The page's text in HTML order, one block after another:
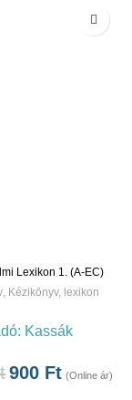
Lexikon 1. (A-EC)
Kézikönyv, lexikon
Kassák
900 Ft (Online ár)